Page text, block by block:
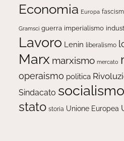
Economia Europa
Gramsci guerra imperialismo
Lavoro Lenin liberalismo
Marx marxismo mercato
operaismo politica
Sindacato socialismo
stato storia Unione Europea